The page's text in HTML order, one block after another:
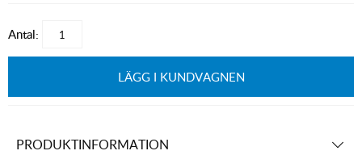
Antal:
LÄGG I KUNDVAGNEN
PRODUKTINFORMATION